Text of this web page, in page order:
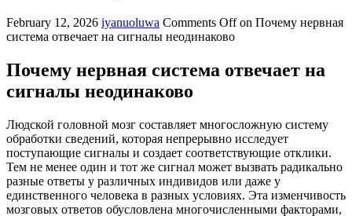
February 12, 2026 iyanuoluwa Comments Offon Почему нервная
система отвечает на сигналы неодинаково
Почему нервная система отвечает на
сигналы неодинаково
Людской головной мозг составляет многосложную систему
обработки сведений, которая непрерывно исследует
поступающие сигналы и создает соответствующие отклики.
Тем не менее один и тот же сигнал может вызвать радикально
разные ответы у различных индивидов или даже у
единственного человека в разных условиях. Эта изменчивость
мозговых ответов обусловлена многочисленными факторами,